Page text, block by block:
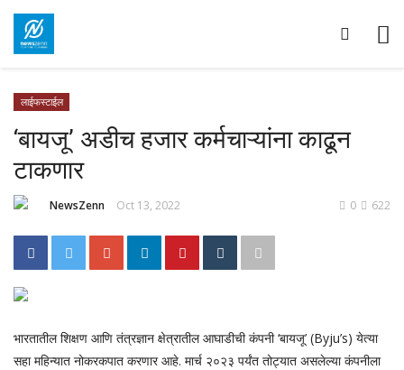
लाईफस्टाईल
‘बायजू’ अडीच हजार कर्मचाऱ्यांना काढून
टाकणार
NewsZenn Oct 13, 2022 622
0
भारतातील शिक्षण आणि तंत्रज्ञान क्षेत्रातील आघाडीची कंपनी ‘बायजू’ (Byju’s) येत्या
सहा महिन्यात नोकरकपात करणार आहे. मार्च २०२३ पर्यंत तोट्यात असलेल्या कंपनीला